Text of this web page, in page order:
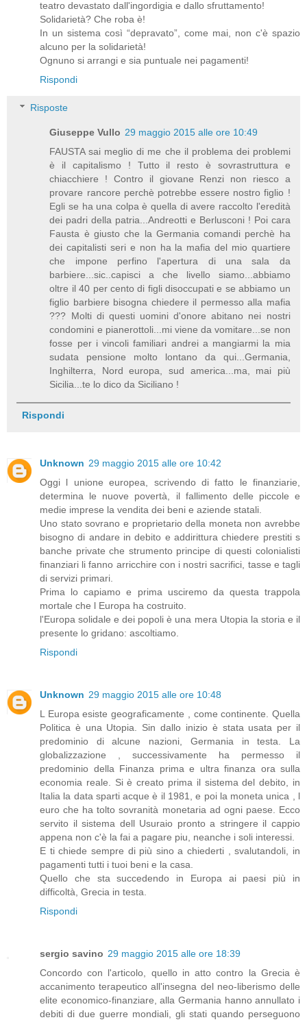
teatro devastato dall'ingordigia e dallo sfruttamento!
Solidarietà? Che roba è!
In un sistema così “depravato”, come mai, non c'è spazio
alcuno per la solidarietà!
Ognuno si arrangi e sia puntuale nei pagamenti!
Rispondi
Risposte
Giuseppe Vullo 29 maggio 2015 alle ore 10:49
FAUSTA sai meglio di me che il problema dei problemi
è il capitalismo ! Tutto il resto è sovrastruttura e
chiacchiere ! Contro il giovane Renzi non riesco a
provare rancore perchè potrebbe essere nostro figlio !
Egli se ha una colpa è quella di avere raccolto l'eredità
dei padri della patria...Andreotti e Berlusconi ! Poi cara
Fausta è giusto che la Germania comandi perchè ha
dei capitalisti seri e non ha la mafia del mio quartiere
che impone perfino l'apertura di una sala da
barbiere...sic..capisci a che livello siamo...abbiamo
oltre il 40 per cento di figli disoccupati e se abbiamo un
figlio barbiere bisogna chiedere il permesso alla mafia
??? Molti di questi uomini d'onore abitano nei nostri
condomini e pianerottoli...mi viene da vomitare...se non
fosse per i vincoli familiari andrei a mangiarmi la mia
sudata pensione molto lontano da qui...Germania,
Inghilterra, Nord europa, sud america...ma, mai più
Sicilia...te lo dico da Siciliano !
Rispondi
Unknown 29 maggio 2015 alle ore 10:42
Oggi l unione europea, scrivendo di fatto le finanziarie,
determina le nuove povertà, il fallimento delle piccole e
medie imprese la vendita dei beni e aziende statali.
Uno stato sovrano e proprietario della moneta non avrebbe
bisogno di andare in debito e addirittura chiedere prestiti s
banche private che strumento principe di questi colonialisti
finanziari li fanno arricchire con i nostri sacrifici, tasse e tagli
di servizi primari.
Prima lo capiamo e prima usciremo da questa trappola
mortale che l Europa ha costruito.
l'Europa solidale e dei popoli è una mera Utopia la storia e il
presente lo gridano: ascoltiamo.
Rispondi
Unknown 29 maggio 2015 alle ore 10:48
L Europa esiste geograficamente , come continente. Quella
Politica è una Utopia. Sin dallo inizio è stata usata per il
predominio di alcune nazioni, Germania in testa. La
globalizzazione , successivamente ha permesso il
predominio della Finanza prima e ultra finanza ora sulla
economia reale. Si è creato prima il sistema del debito, in
Italia la data sparti acque è il 1981, e poi la moneta unica , l
euro che ha tolto sovranità monetaria ad ogni paese. Ecco
servito il sistema dell Usuraio pronto a stringere il cappio
appena non c'è la fai a pagare piu, neanche i soli interessi.
E ti chiede sempre di più sino a chiederti , svalutandoli, in
pagamenti tutti i tuoi beni e la casa.
Quello che sta succedendo in Europa ai paesi più in
difficoltà, Grecia in testa.
Rispondi
sergio savino 29 maggio 2015 alle ore 18:39
Concordo con l'articolo, quello in atto contro la Grecia è
accanimento terapeutico all'insegna del neo-liberismo delle
elite economico-finanziare, alla Germania hanno annullato i
debiti di due guerre mondiali, gli stati quando perseguono